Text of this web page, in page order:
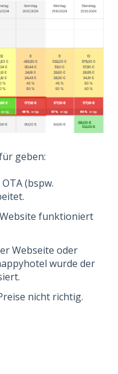
geben:
(bspw.
funktioniert
Webseite oder
wurde der
nicht richtig.